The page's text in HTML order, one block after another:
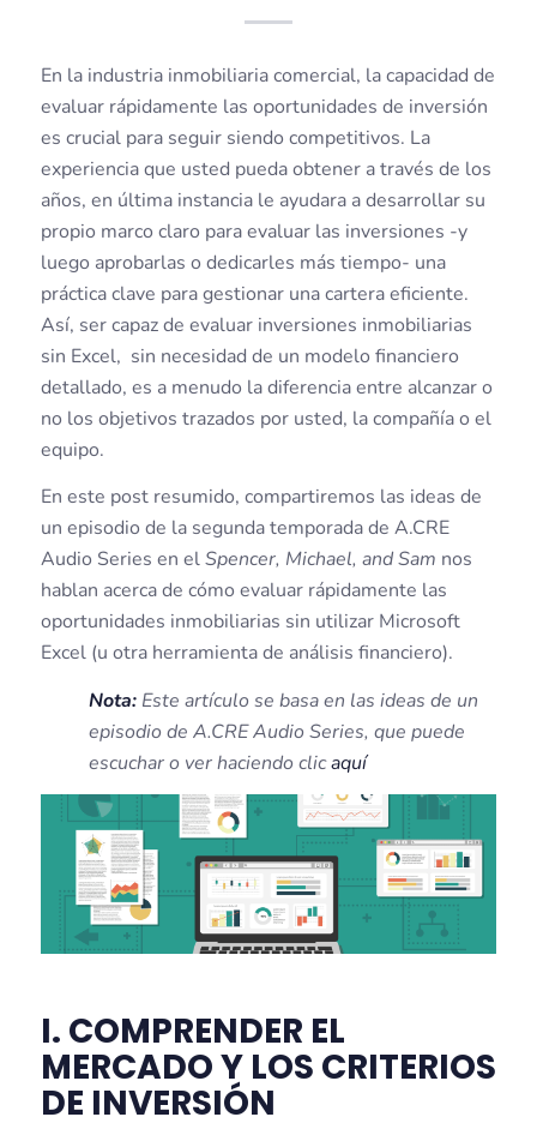
En la industria inmobiliaria comercial, la capacidad de
evaluar rápidamente las oportunidades de inversión
es crucial para seguir siendo competitivos. La
experiencia que usted pueda obtener a través de los
años, en última instancia le ayudara a desarrollar su
propio marco claro para evaluar las inversiones -y
luego aprobarlas o dedicarles más tiempo- una
práctica clave para gestionar una cartera eficiente.
Así, ser capaz de evaluar inversiones inmobiliarias
sin Excel, sin necesidad de un modelo financiero
detallado, es a menudo la diferencia entre alcanzar o
no los objetivos trazados por usted, la compañía o el
equipo.
En este post resumido, compartiremos las ideas de
un episodio de la segunda temporada de A.CRE
Audio Series en elSpencer, Michael, and Sam nos
hablan acerca de cómo evaluar rápidamente las
oportunidades inmobiliarias sin utilizar Microsoft
Excel (u otra herramienta de análisis financiero).
Nota:Este artículo se basa en las ideas de un
episodio de A.CRE Audio Series, que puede
escuchar o ver haciendo clicaquí
I. COMPRENDER EL
MERCADO Y LOS CRITERIOS
DE INVERSIÓN